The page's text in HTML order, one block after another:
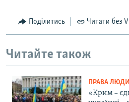
Поділитись Читати без
Читайте також
ПРАВА
«Крим –